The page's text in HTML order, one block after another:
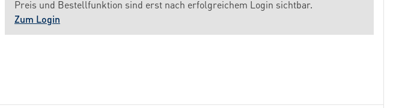
Preis und Bestellfunktion sind erst nach erfolgreichem Login sichtbar.
Zum Login